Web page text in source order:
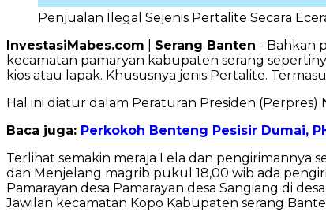
Penjualan Ilegal Sejenis Pertalite Secara
InvestasiMabes.com
Serang Banten - Bahkan
kecamatan pamaryan kabupaten serang
kios atau lapak. Khususnya jenis Pertalite.
Hal ini diatur dalam Peraturan Presiden
Baca juga: Perkokoh Benteng Pesisir Dumai,
Terlihat semakin meraja Lela dan pengirimannya
dan Menjelang magrib pukul 18,00 wib ada
Pamarayan desa Pamarayan desa Sangiang di
Jawilan kecamatan Kopo Kabupaten serang